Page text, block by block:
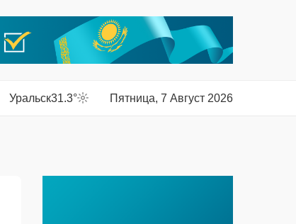
Уральск31.3° Пятница, 7 Август 2026